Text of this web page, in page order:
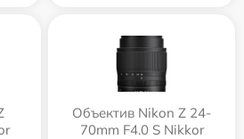
Объектив Nikon Z 24-
70mm F4.0 S Nikkor